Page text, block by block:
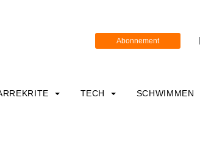
TECH SCHWIMMEN